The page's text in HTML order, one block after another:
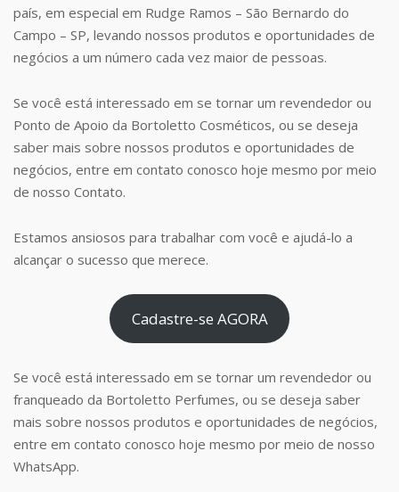
país, em especial em Rudge Ramos – São Bernardo do
Campo – SP, levando nossos produtos e oportunidades de
negócios a um número cada vez maior de pessoas.
Se você está interessado em se tornar um revendedor ou
Ponto de Apoio da Bortoletto Cosméticos, ou se deseja
saber mais sobre nossos produtos e oportunidades de
negócios, entre em contato conosco hoje mesmo por meio
de nosso Contato.
Estamos ansiosos para trabalhar com você e ajudá-lo a
alcançar o sucesso que merece.
Cadastre-se AGORA
Se você está interessado em se tornar um revendedor ou
franqueado da Bortoletto Perfumes, ou se deseja saber
mais sobre nossos produtos e oportunidades de negócios,
entre em contato conosco hoje mesmo por meio de nosso
WhatsApp.